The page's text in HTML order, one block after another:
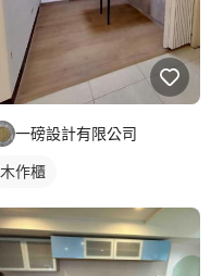
一磅設計有限公司
木作櫃